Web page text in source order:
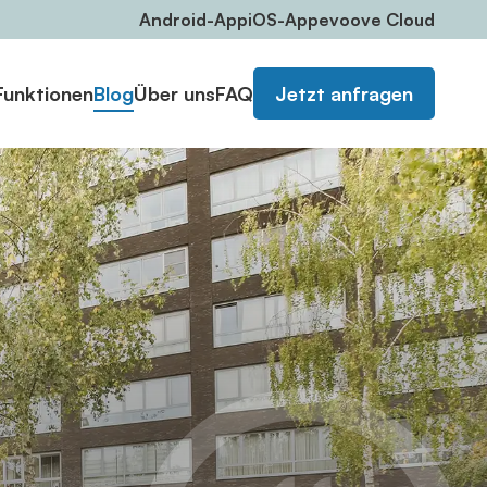
Android-AppiOS-Appevoove Cloud
BlogÜber unsFAQ Jetzt anfragen